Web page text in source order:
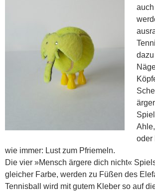
oder
wie immer: Lust zum Pfriemeln.
Die vier »Mensch ärgere dich nicht«
gleicher Farbe, werden zu Füßen des
Tennisball wird mit gutem Kleber so auf